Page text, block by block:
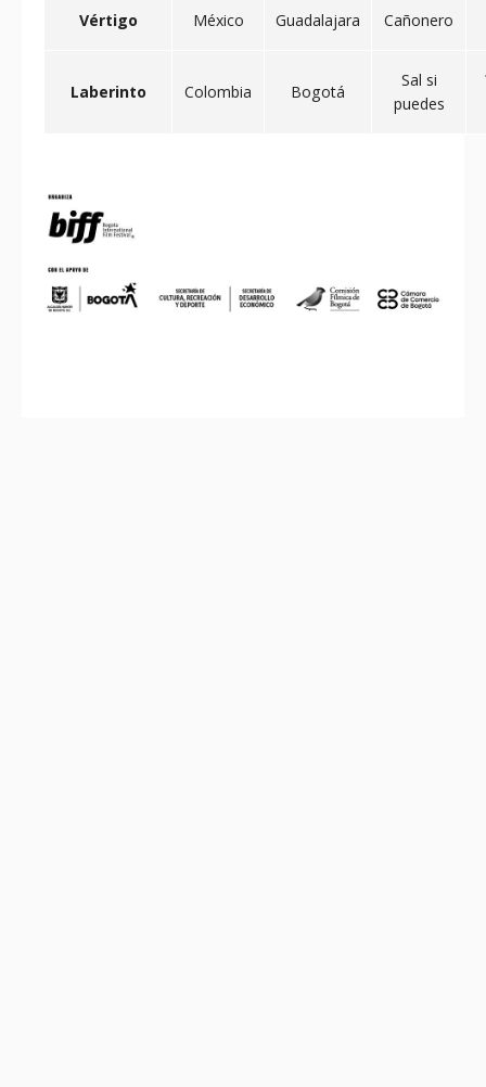
Vértigo México Guadalajara Cañonero
Laberinto Colombia Bogotá
Sal si
puedes